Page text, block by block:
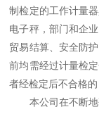
制检定的工作计量
电子秤，部门和企
贸易结算、安全防
前均需经过计量检
者经检定后不合格的
本公司在不断地